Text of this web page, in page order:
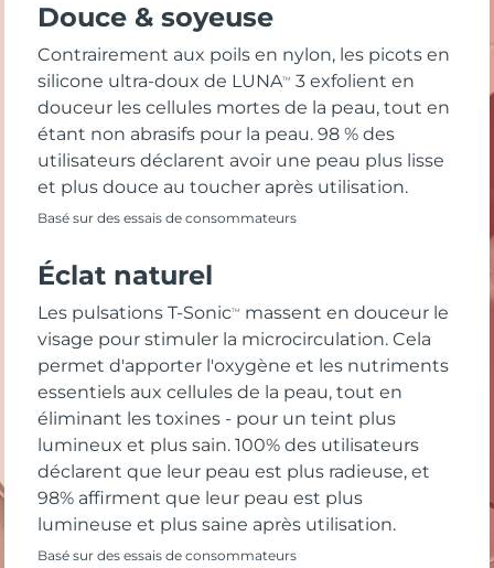
Douce & soyeuse
Contrairement aux poils en nylon, les picots en
silicone ultra-doux de LUNATM
3 exfolient en
douceur les cellules mortes de la peau, tout en
étant non abrasifs pour la peau. 98 % des
utilisateurs déclarent avoir une peau plus lisse
et plus douce au toucher après utilisation.
Basé sur des essais de consommateurs
Éclat naturel
Les pulsations T-SonicTM
massent en douceur le
visage pour stimuler la microcirculation. Cela
permet d'apporter l'oxygène et les nutriments
essentiels aux cellules de la peau, tout en
éliminant les toxines - pour un teint plus
lumineux et plus sain. 100% des utilisateurs
déclarent que leur peau est plus radieuse, et
98% affirment que leur peau est plus
lumineuse et plus saine après utilisation.
Basé sur des essais de consommateurs